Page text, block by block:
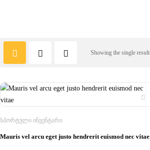
Showing the single result
ᲡᲞᲝᲠᲢᲣᲚᲘ ᲘᲜᲕᲔᲜᲢᲐᲠᲘ
Mauris vel arcu eget justo hendrerit euismod nec vitae